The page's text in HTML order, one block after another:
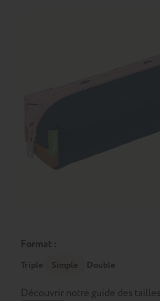
Format :
Triple Simple Double
Découvrir notre guide des tailles